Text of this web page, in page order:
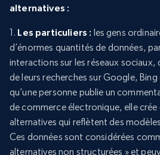
alternatives :
1. Les particuliers : les gens
d’énormes quantités de données,
interactions sur les réseaux sociaux,
de leurs recherches sur Google,
qu’une personne publie un
de commerce électronique, elle crée
alternatives qui reflètent des
Ces données sont considérées
alternatives non structurées » et